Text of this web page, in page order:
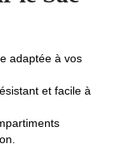
adaptée à vos
et facile à